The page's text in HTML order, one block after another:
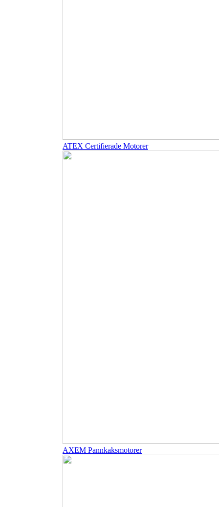
ATEX Certifierade Motorer
AXEM Pannkaksmotorer